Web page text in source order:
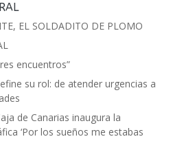
EL SOLDADITO DE PLOMO
encuentros”
su rol: de atender urgencias a
de Canarias inaugura la
‘Por los sueños me estabas